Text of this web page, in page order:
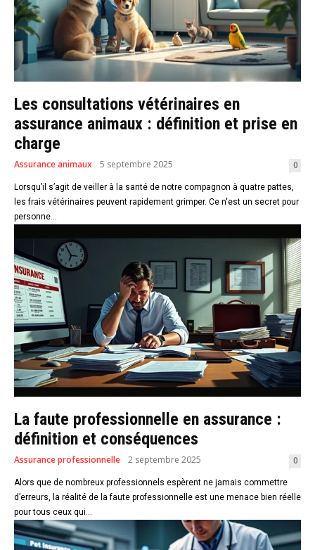
Les consultations vétérinaires en
assurance animaux : définition et prise en
charge
Assurance animaux 5 septembre 2025 0
Lorsqu’il s’agit de veiller à la santé de notre compagnon à quatre pattes,
les frais vétérinaires peuvent rapidement grimper. Ce n'est un secret pour
personne...
La faute professionnelle en assurance :
définition et conséquences
Assurance professionnelle 2 septembre 2025 0
Alors que de nombreux professionnels espèrent ne jamais commettre
d’erreurs, la réalité de la faute professionnelle est une menace bien réelle
pour tous ceux qui...